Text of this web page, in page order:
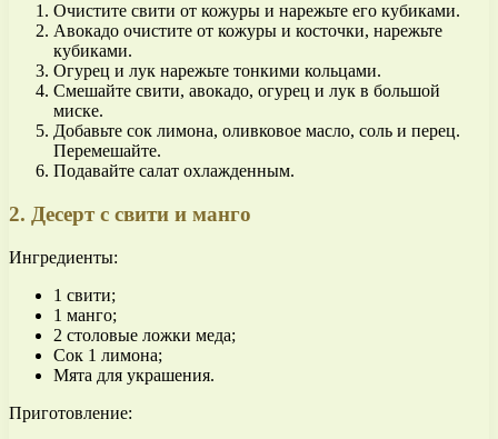
Очистите свити от кожуры и нарежьте его кубиками.
Авокадо очистите от кожуры и косточки, нарежьте
кубиками.
Огурец и лук нарежьте тонкими кольцами.
Смешайте свити, авокадо, огурец и лук в большой
миске.
Добавьте сок лимона, оливковое масло, соль и перец.
Перемешайте.
Подавайте салат охлажденным.
2. Десерт с свити и манго
Ингредиенты:
1 свити;
1 манго;
2 столовые ложки меда;
Сок 1 лимона;
Мята для украшения.
Приготовление: